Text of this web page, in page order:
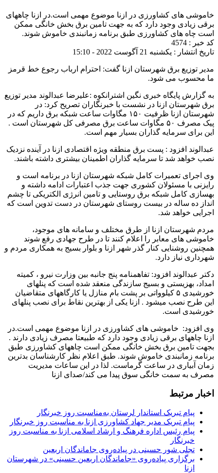
خاموشی های کشاورزی در ازنا موضوع مهمی است.در ازنا چاههای
برقی زیادی وجود دارد که به جهت تامین برق بخش خانگی ممکن
است چاه های کشاورزی طبق برنامه زمانبندی خاموش شوند.
کد خبر : 4574
تاریخ انتشار : یکشنبه 21 آگوست 2022 - 15:10
مدیر توزیع برق شهرستان ازنا گفت: احترام ارباب رجوع خط قرمز
ما محسوب می شود.
به گزارش پایگاه خبری نگین اشترانکوه :علیرضا عبدالوند مدیر توزیع
برق شهرستان ازنا در نشست با خبرنگاران‌ تصریح کرد: در
شهرستان ازنا ظرفیت ۱۵۰ مگاوات ساعت شبکه برق داریم که در
پیک مصرف ۵۰ مگاوات ساعت برق مصرفی کل شهرستان است .
این برای سرمایه گذاران بسیار مهم است.
عبدالوند افزود : پست برق منطقه ویژه اقتصادی ازنا در آینده نزدیک
نصب خواهد شد تا سرمایه گذاران اطمینان بیشتری داشته باشند.
وی اجرای تعمیرات کامل شبکه شهرستان ازنا در برنامه است و
رایزنی با مسئولان کشوری جهت جذب اعتبارات ادامه داشته و
بهسازی کامل شبکه برق روستایی و تامین انرژی الکتریکی تا چشم
انداز ده ساله در بیست روستای شهرستان در دست تدوین است که
اجرایی خواهد شد.
مردم شهرستان ازنا از طرق مختلف و سامانه های موجود،
خاموشی های معابر را اعلام ‌کنند تا در طرح جهادی رفع شوند
همچنین روشنایی کنار گذر شهر ازنا و بلوار بسیج به همکاری مردم و
شهرداری نیاز دارد.‌
دکتر عبدالوند افزود: تفاهمنامه پنج جانبه بین وزارت نیرو ، کمیته
امداد، بهزیستی و بسیج سازندگی منعقد شده است که پنلهای
خورشیدی ۵ کیلوواتی بر پشت بام منازل یا کارگاههای متقاضیان
این طرح نصب میشود . ازنا یکی از بهترین نقاط برای نصب پنلهای
خورشیدی است.
وی افزود: خاموشی های کشاورزی در ازنا موضوع مهمی است.در
ازنا چاههای برقی زیادی وجود دارد که طبیعتا مصرف زیادی دارند .
بجهت تامین برق بخش خانگی ممکن است چاههای کشاورزی طبق
برنامه زمانبندی خاموش شوند. طبق اعلام نظر کارشناسان بدترین
زمان آبیاری در ساعت گرماست. لذا در این ساعات مدیریت
مصرف به سمت خانگی سوق پیدا می کند/صدای ازنا
اخبار مرتبط
پیام تبریک استاندار لرستان به‌مناسبت روز خبرنگار
پیام تبریک مدیر جهاد کشاورزی ازنا به مناسبت روز خبرنگار
پیام رئیس اداره فرهنگ و ارشاد اسلامی ازنا به مناسبت روز
خبرنگار
تجلی شور حسینی در پیاده‌روی جاماندگان اربعین
برگزاری پیاده‌روی «جاماندگان اربعین حسینی» در شهرستان
ازنا